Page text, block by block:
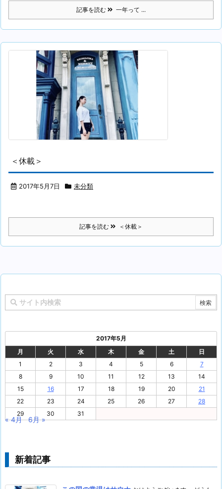
記事を読む 一年って ...
＜休載＞
2017年5月7日 未分類
記事を読む ＜休載＞
2017年5月
月
火 水 木 金 土
日
1
2 3 4 5 6
7
8
9 10 11 12 13
14
15
16 17 18 19 20
21
22
23 24 25 26 27
28
29
30 31
« 4月 6月 »
新着記事